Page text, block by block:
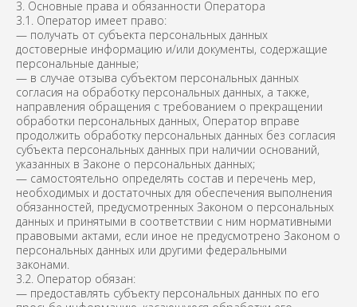
3. Основные права и обязанности Оператора
3.1. Оператор имеет право:
— получать от субъекта персональных данных
достоверные информацию и/или документы, содержащие
персональные данные;
— в случае отзыва субъектом персональных данных
согласия на обработку персональных данных, а также,
направления обращения с требованием о прекращении
обработки персональных данных, Оператор вправе
продолжить обработку персональных данных без согласия
субъекта персональных данных при наличии оснований,
указанных в Законе о персональных данных;
— самостоятельно определять состав и перечень мер,
необходимых и достаточных для обеспечения выполнения
обязанностей, предусмотренных Законом о персональных
данных и принятыми в соответствии с ним нормативными
правовыми актами, если иное не предусмотрено Законом о
персональных данных или другими федеральными
законами.
3.2. Оператор обязан:
— предоставлять субъекту персональных данных по его